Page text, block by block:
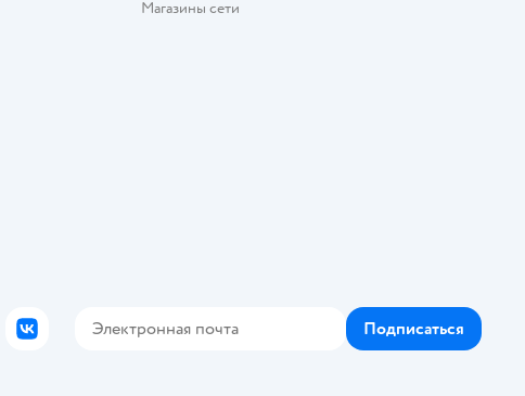
Магазины сети
ВКонтакте Подписаться